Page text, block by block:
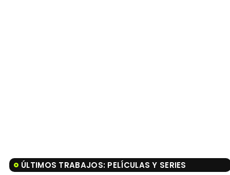
ÚLTIMOS TRABAJOS: PELÍCULAS Y SERIES